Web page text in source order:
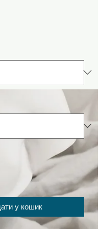
розпродажем
у кошик